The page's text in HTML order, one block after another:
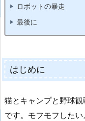
ロボットの暴走
最後に
はじめに
猫とキャンプと野球
です。モフモフしたい。